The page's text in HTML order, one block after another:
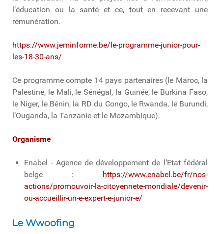
l’éducation ou la santé et ce, tout en recevant une
rémunération.
https://www.jeminforme.be/le-programme-junior-pour-
les-18-30-ans/
Ce programme compte 14 pays partenaires (le Maroc, la
Palestine, le Mali, le Sénégal, la Guinée, le Burkina Faso,
le Niger, le Bénin, la RD du Congo, le Rwanda, le Burundi,
l’Ouganda, la Tanzanie et le Mozambique).
Organisme
Enabel - Agence de développement de l’Etat fédéral
belge : https://www.enabel.be/fr/nos-
actions/promouvoir-la-citoyennete-mondiale/devenir-
ou-accueillir-un-e-expert-e-junior-e/
Le Wwoofing